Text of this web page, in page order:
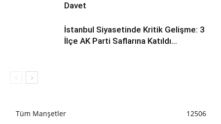
Davet
İstanbul Siyasetinde Kritik Gelişme: 3
İlçe AK Parti Saflarına Katıldı…
Tüm Manşetler
12506